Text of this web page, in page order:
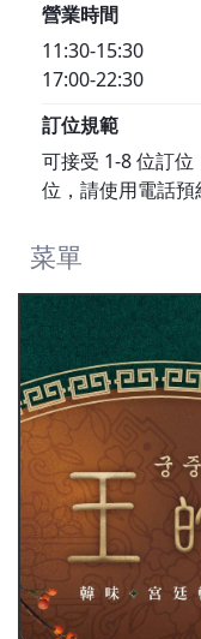
營業時間
11:30-15:30
17:00-22:30
訂位規範
可接受 1-8 位訂
位，請使用電話
菜單